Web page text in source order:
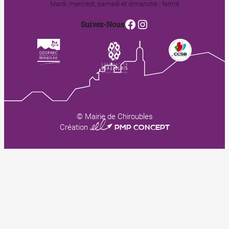
Mardi, mercredi, samedi et dimanche : fermé
Suivez-NousFacebook
Instagram
© Mairie de Chiroubles
Création 0123 PMP CONCEPT